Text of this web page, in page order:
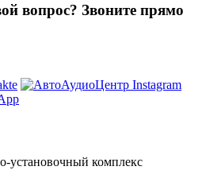
вопрос? Звоните прямо
установочный комплекс